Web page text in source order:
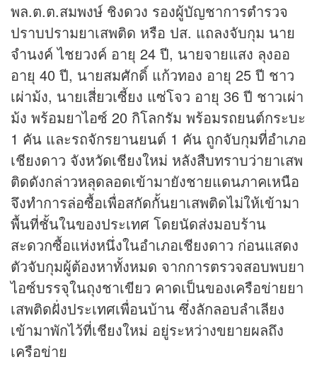
พล.ต.ต.สมพงษ์ ชิงดวง รองผู้บัญชาการตำรวจ
ปราบปรามยาเสพติด หรือ ปส. แถลงจับกุม นาย
จำนงค์ ไชยวงค์ อายุ 24 ปี, นายจายแสง ลุงออ
อายุ 40 ปี, นายสมศักดิ์ แก้วทอง อายุ 25 ปี ชาว
เผ่าม้ง, นายเสี่ยวเซี้ยง แซ่โจว อายุ 36 ปี ชาวเผ่า
ม้ง พร้อมยาไอซ์ 20 กิโลกรัม พร้อมรถยนต์กระบะ
1 คัน และรถจักรยานยนต์ 1 คัน ถูกจับกุมที่อำเภอ
เชียงดาว จังหวัดเชียงใหม่ หลังสืบทราบว่ายาเสพ
ติดดังกล่าวหลุดลอดเข้ามายังชายแดนภาคเหนือ
จึงทำการล่อซื้อเพื่อสกัดกั้นยาเสพติดไม่ให้เข้ามา
พื้นที่ชั้นในของประเทศ โดยนัดส่งมอบร้าน
สะดวกซื้อแห่งหนึ่งในอำเภอเชียงดาว ก่อนแสดง
ตัวจับกุมผู้ต้องหาทั้งหมด จากการตรวจสอบพบยา
ไอซ์บรรจุในถุงชาเขียว คาดเป็นของเครือข่ายยา
เสพติดฝั่งประเทศเพื่อนบ้าน ซึ่งลักลอบลำเลียง
เข้ามาพักไว้ที่เชียงใหม่ อยู่ระหว่างขยายผลถึง
เครือข่าย